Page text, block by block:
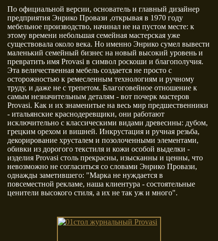
По официальной версии, основатель и главный дизайнер
предприятия Энрико Провази ,открывая в 1970 году
мебельное производство, начинал не на пустом месте: к
этому времени небольшая семейная мастерская уже
существовала около века. Но именно Энрико сумел вывести
маленький семейный бизнес на новый высокий уровень и
превратить имя Provasi в символ роскоши и благополучия.
Эта величественная мебель создается не просто с
осторожностью к ремесленным технологиям и ручному
труду, и даже не с трепетом. Благоговейное отношение к
самым незначительным деталям - вот почерк мастеров
Provasi. Как и их знаменитые на весь мир предшественники
- итальянские краснодеревщики, они работают
исключительно с классическими видами древесины: дубом,
грецким орехом и вишней. Инкрустация и ручная резьба,
декорирование хрусталем и позолоченными элементами,
обивки из дорогого текстиля и кожи особой выделки -
изделия Provasi столь прекрасны, изысканны и ценны, что
невозможно не согласиться со словами Энрико Провази,
однажды заметившего: "Марка не нуждается в
повсеместной рекламе, наша клиентура - состоятельные
ценители высокого стиля, а их не так уж и много".
Jumbo Line Gianser
Riva Rudolf Kämpf Savio
Zanaboni